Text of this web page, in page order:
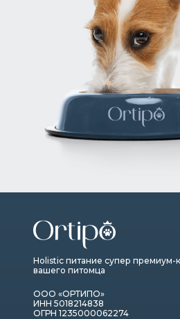
Holistic питание супер премиум-
вашего питомца
ООО «ОРТИПО»
ИНН 5018214838
ОГРН 1235000062274